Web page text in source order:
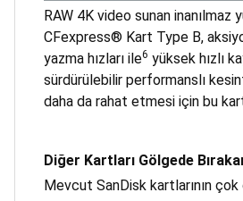
RAW 4K video sunan inanılmaz
CFexpress® Kart Type B,
yazma hızları ile6 yüksek hızlı
sürdürülebilir performanslı
daha da rahat etmesi için bu
Diğer Kartları Gölgede
Mevcut SanDisk kartlarının